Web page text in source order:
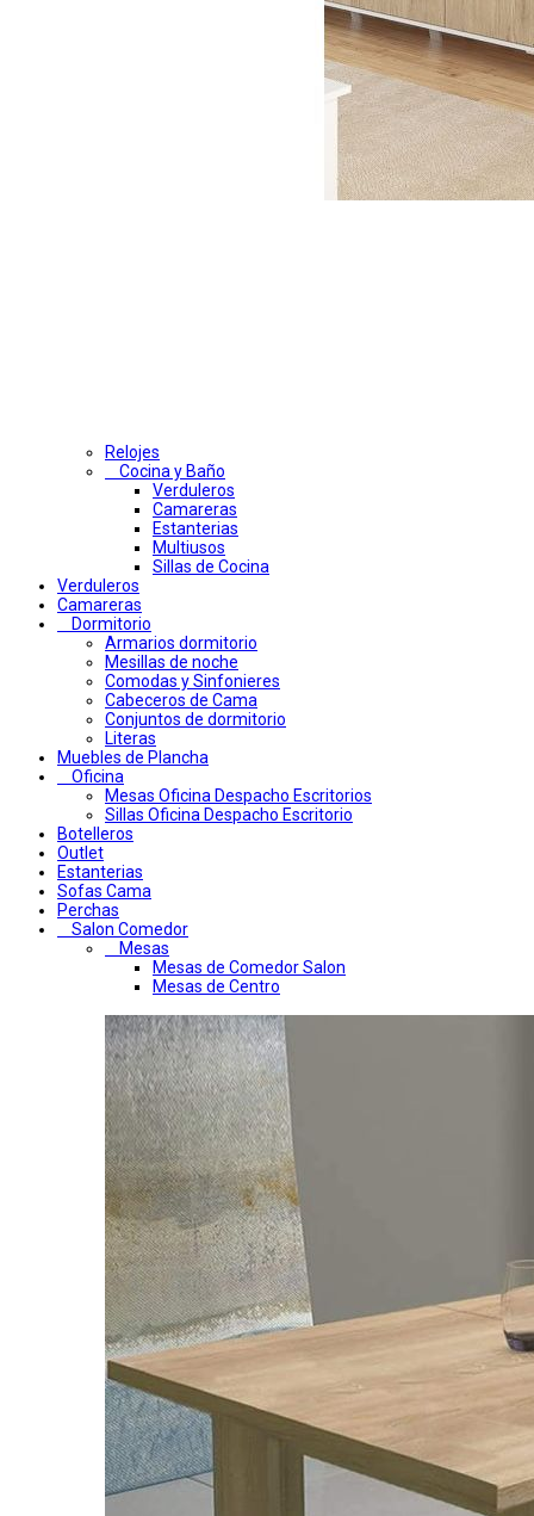
Relojes
Cocina y Baño
Verduleros
Camareras
Estanterias
Multiusos
Sillas de Cocina
Verduleros
Camareras
Dormitorio
Armarios dormitorio
Mesillas de noche
Comodas y Sinfonieres
Cabeceros de Cama
Conjuntos de dormitorio
Literas
Muebles de Plancha
Oficina
Mesas Oficina Despacho Escritorios
Sillas Oficina Despacho Escritorio
Botelleros
Outlet
Estanterias
Sofas Cama
Perchas
Salon Comedor
Mesas
Mesas de Comedor Salon
Mesas de Centro